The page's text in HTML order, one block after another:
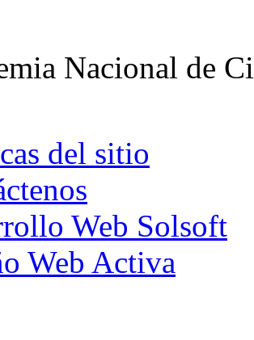
Nacional de
del sitio
Web Solsoft
Web Activa